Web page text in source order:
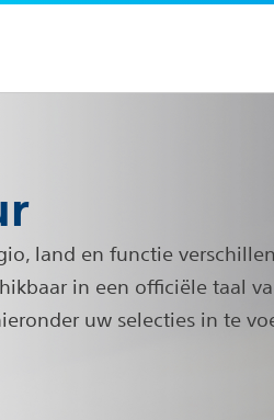
land en functie
in een officiële taal
uw selecties in te